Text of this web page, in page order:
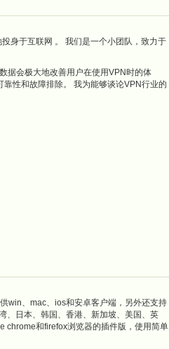
身于互联网 。 我们是一个小团队，致力于
据会极大地改善用户在使用VPN时的体
性和故障排除。 我为能够谈论VPN行业的
win、mac、ios和安卓客户端，另外还支持
、日本、韩国、香港、新加坡、美国、英
chrome和firefox浏览器的插件版，使用简单